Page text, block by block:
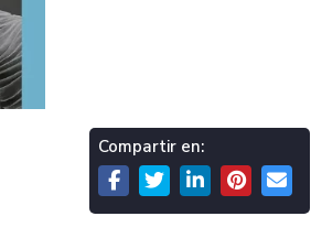
Compartir en: